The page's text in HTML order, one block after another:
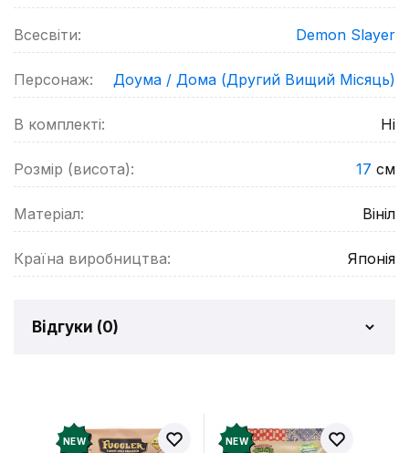
Всесвіти: Demon Slayer
Персонаж: Доума / Дома (Другий Вищий Місяць)
В комплекті: Ні
Розмір (висота): 17 см
Матеріал: Вініл
Країна виробництва: Японія
Відгуки (0)
Додайте відгук і отримайте 50 грн на свій
NEW NEW